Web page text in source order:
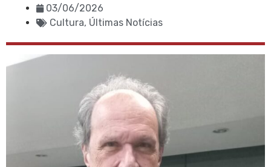
03/06/2026
Cultura, Últimas Notícias